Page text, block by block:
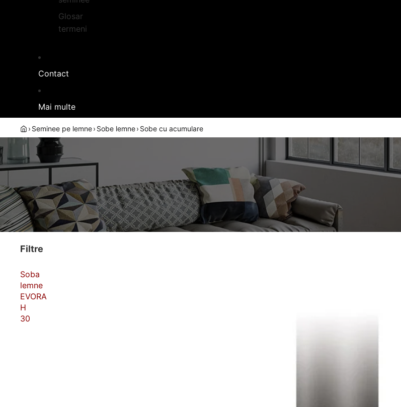
Glosar
termeni
Contact
Mai multe
› Seminee pe lemne› Sobe lemne› Sobe cu acumulare
SOBE CU ACUMULARE DE CALDURA —
MAI PUTINE
Soba cu acumulare de caldura stocheaza
treptat, ore dupa stingerea
Randament peste 80%
Montaj autorizat
Filtre
Soba
lemne
EVORA
H
30